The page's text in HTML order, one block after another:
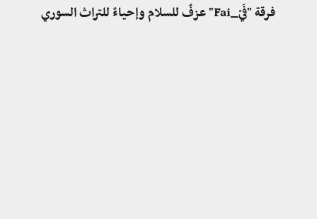
فرقة "فَيْ_Fai" عزفٌ للسلام وإحياءٌ للتراث السوري